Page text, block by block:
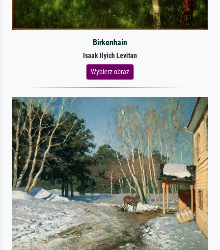
Birkenhain
Isaak Ilyich Levitan
Wybierz obraz